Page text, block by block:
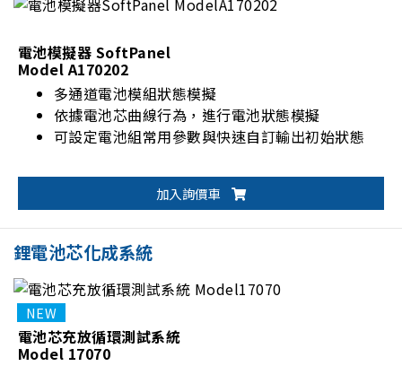
電池模擬器 SoftPanel
Model A170202
多通道電池模組狀態模擬
依據電池芯曲線行為，進行電池狀態模擬
可設定電池組常用參數與快速自訂輸出初始狀態
加入詢價車
鋰電池芯化成系統
電池芯充放循環測試系統
Model 17070